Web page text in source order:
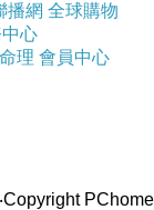
播網 全球購物
心
理 會員中心
‧Copyright PChome